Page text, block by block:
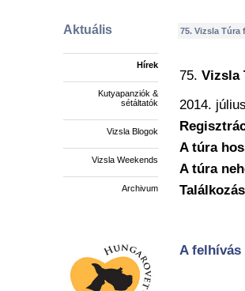
Aktuális
Hírek
Kutyapanziók &
sétáltatók
Vizsla Blogok
Vizsla Weekends
Archivum
75. Vizsla Túra
75. Vizsla
2014.
A túra
A túra
A felhívás